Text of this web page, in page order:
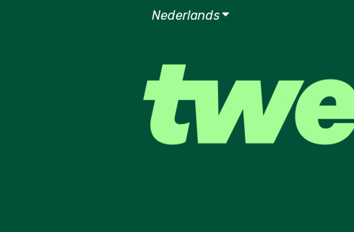
NederlandsSubmenu tonen voor